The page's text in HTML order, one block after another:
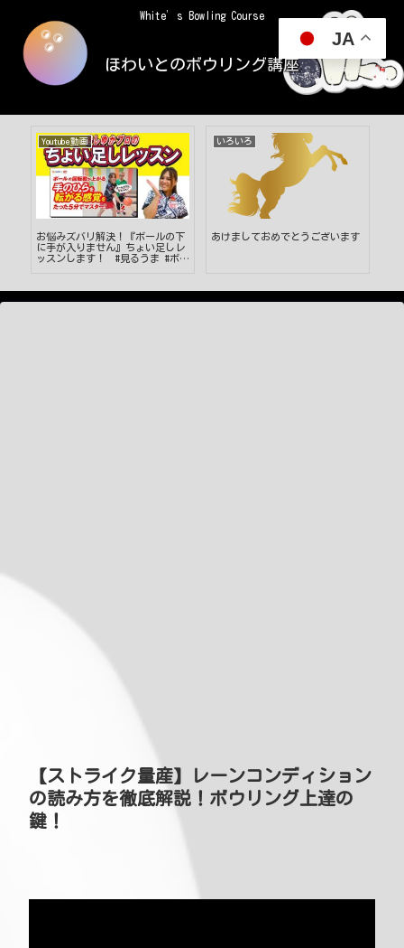
White’s Bowling Course
ほわいとのボウリング講座
Youtube動画
お悩みズバリ解決！『ボールの下
に手が入りません』ちょい足しレ
ッスンします！ #見るうま #ボウ
いろいろ
あけましておめでとうございます
【ストライク量産】レーンコンディション
の読み方を徹底解説！ボウリング上達の
鍵！
JA